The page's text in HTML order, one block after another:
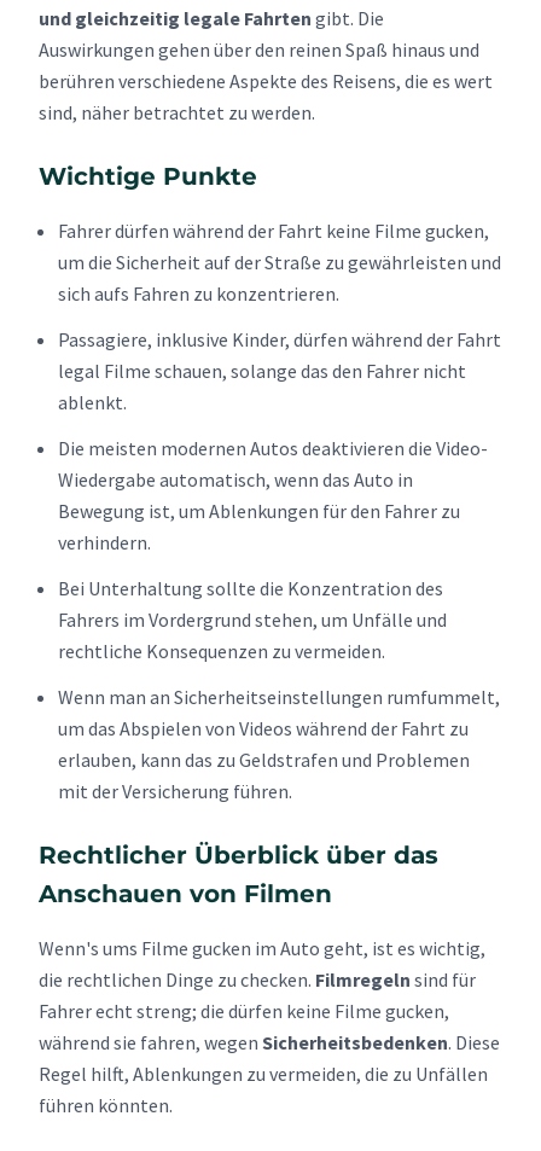
und gleichzeitig legale Fahrten gibt. Die
Auswirkungen gehen über den reinen Spaß hinaus und
berühren verschiedene Aspekte des Reisens, die es wert
sind, näher betrachtet zu werden.
Wichtige Punkte
Fahrer dürfen während der Fahrt keine Filme gucken,
um die Sicherheit auf der Straße zu gewährleisten und
sich aufs Fahren zu konzentrieren.
Passagiere, inklusive Kinder, dürfen während der Fahrt
legal Filme schauen, solange das den Fahrer nicht
ablenkt.
Die meisten modernen Autos deaktivieren die Video-
Wiedergabe automatisch, wenn das Auto in
Bewegung ist, um Ablenkungen für den Fahrer zu
verhindern.
Bei Unterhaltung sollte die Konzentration des
Fahrers im Vordergrund stehen, um Unfälle und
rechtliche Konsequenzen zu vermeiden.
Wenn man an Sicherheitseinstellungen rumfummelt,
um das Abspielen von Videos während der Fahrt zu
erlauben, kann das zu Geldstrafen und Problemen
mit der Versicherung führen.
Rechtlicher Überblick über das
Anschauen von Filmen
Wenn's ums Filme gucken im Auto geht, ist es wichtig,
die rechtlichen Dinge zu checken. Filmregeln sind für
Fahrer echt streng; die dürfen keine Filme gucken,
während sie fahren, wegen Sicherheitsbedenken. Diese
Regel hilft, Ablenkungen zu vermeiden, die zu Unfällen
führen könnten.